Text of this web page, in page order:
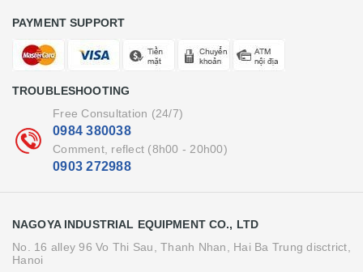
PAYMENT SUPPORT
TROUBLESHOOTING
Free Consultation (24/7)
0984 380038
Comment, reflect (8h00 - 20h00)
0903 272988
NAGOYA INDUSTRIAL EQUIPMENT CO., LTD
No. 16 alley 96 Vo Thi Sau, Thanh Nhan, Hai Ba Trung disctrict,
Hanoi